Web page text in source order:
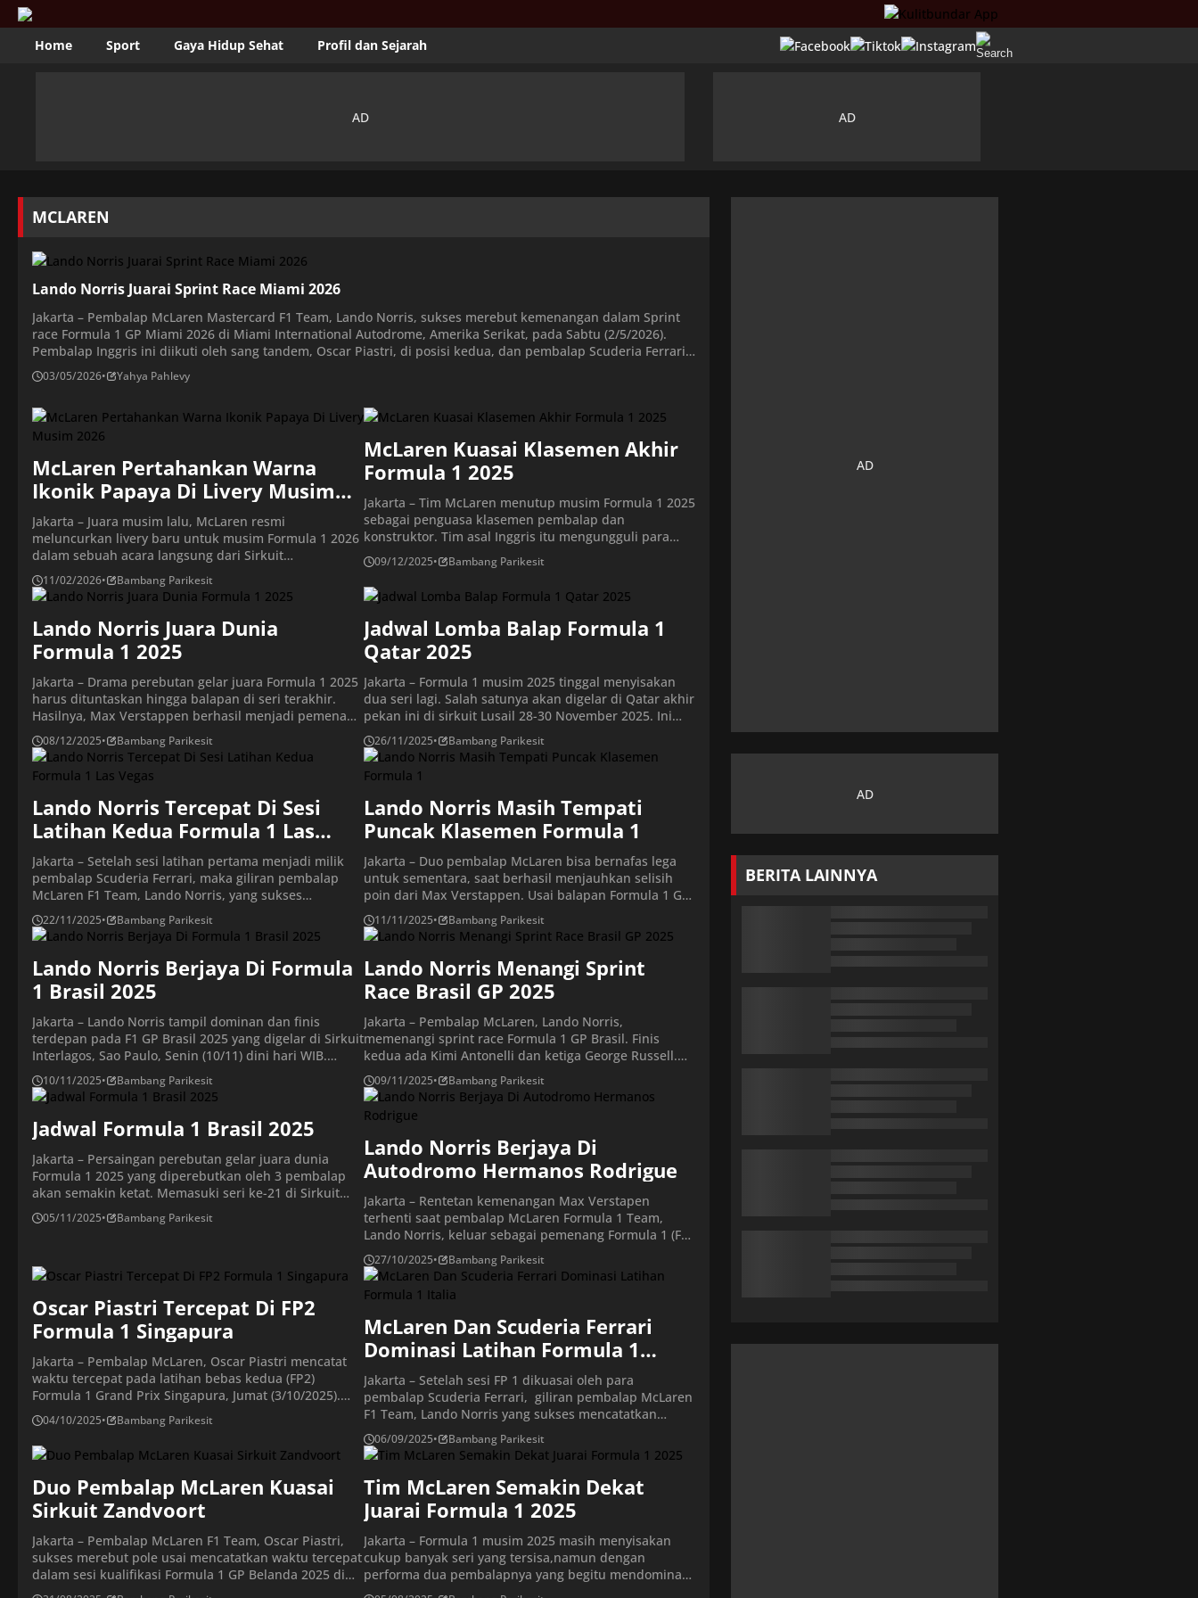
Home Sport Gaya Hidup Sehat Profil dan Sejarah
MCLAREN
Lando Norris Juarai Sprint Race Miami 2026
Jakarta – Pembalap McLaren Mastercard F1 Team, Lando Norris, sukses merebut kemenangan dalam Sprint
race Formula 1 GP Miami 2026 di Miami International Autodrome, Amerika Serikat, pada Sabtu (2/5/2026).
Pembalap Inggris ini diikuti oleh sang tandem, Oscar Piastri, di posisi kedua, dan pembalap Scuderia Ferrari
HP, Charles Leclerc, di posisi ketiga. Sementara itu, posisi keempat […]
03/05/2026• Yahya Pahlevy
McLaren Pertahankan Warna
Ikonik Papaya Di Livery Musim
2026
Jakarta – Juara musim lalu, McLaren resmi
meluncurkan livery baru untuk musim Formula 1 2026
dalam sebuah acara langsung dari Sirkuit
Internasional Bahrain. Peluncuran ini dilakukan hanya
dua hari sebelum tes pramusim resmi pertama
dimulai, menandai kesiapan tim asal Woking tersebut
menyambut era baru Formula 1 .Dalam kesempatan
itu, McLaren memamerkan desain livery terbaru yang
[…]
11/02/2026• Bambang Parikesit
McLaren Kuasai Klasemen Akhir
Formula 1 2025
Jakarta – Tim McLaren menutup musim Formula 1 2025
sebagai penguasa klasemen pembalap dan
konstruktor. Tim asal Inggris itu mengungguli para
rival utama lewat performa konsisten sepanjang
musim. Lando Norris menyelesaikan musim di puncak
klasemen dengan koleksi 423 poin yang
mengantarkannya menjadi Juara Dunia F1 2025.
Pembalap McLaren itu unggul tipis atas Max
Verstappen yang […]
09/12/2025• Bambang Parikesit
Lando Norris Juara Dunia
Formula 1 2025
Jakarta – Drama perebutan gelar juara Formula 1 2025
harus dituntaskan hingga balapan di seri terakhir.
Hasilnya, Max Verstappen berhasil menjadi pemenang
Formula 1 GP seri terakhir di Abu Dhabi 2025. Namun
itu tak cukup untuk membendung Lando Norris yang
cukup finis ketiga untuk menjadi juara dunia.
Berlangsung di Yas Marina Circuit, Minggu (7/12)
malam […]
08/12/2025• Bambang Parikesit
Jadwal Lomba Balap Formula 1
Qatar 2025
Jakarta – Formula 1 musim 2025 tinggal menyisakan
dua seri lagi. Salah satunya akan digelar di Qatar akhir
pekan ini di sirkuit Lusail 28-30 November 2025. Ini
akan menjadi seri ke-23 dari total 24 seri yang digelar
musim ini. Seri penutupan akan digelar di Abu Dhabi
satu pekan kemudian. Hingga seri ke 22 yang telah […]
26/11/2025• Bambang Parikesit
Lando Norris Tercepat Di Sesi
Latihan Kedua Formula 1 Las
Vegas
Jakarta – Setelah sesi latihan pertama menjadi milik
pembalap Scuderia Ferrari, maka giliran pembalap
McLaren F1 Team, Lando Norris, yang sukses
mencatatkan waktu tercepat dalam sesi latihan kedua
Formula 1 GP Las Vegas 2025 di Sirkuit Las Vegas Strip,
Nevada, Amerika Serikat, pada Jumat (21/11/2025).
Pembalap Inggris ini diikuti oleh pembalap Mercedes
AMG Petronas, Kimi […]
22/11/2025• Bambang Parikesit
Lando Norris Masih Tempati
Puncak Klasemen Formula 1
Jakarta – Duo pembalap McLaren bisa bernafas lega
untuk sementara, saat berhasil menjauhkan selisih
poin dari Max Verstappen. Usai balapan Formula 1 GP
Brasil 2025 di Autodromo Jose Carlos Pace, Interlagos,
pada Senin (10/11/2025) dini hari WIB, pembalap
McLaren F1 Team, Lando Norris memimpin klasemen
sementara dengan koleksi 390 poin. Baca juga: Lando
Norris Berjaya Di […]
11/11/2025• Bambang Parikesit
Lando Norris Berjaya Di Formula
1 Brasil 2025
Jakarta – Lando Norris tampil dominan dan finis
terdepan pada F1 GP Brasil 2025 yang digelar di Sirkuit
Interlagos, Sao Paulo, Senin (10/11) dini hari WIB.
Kemenangan ini semakin mengukuhkan posisi
pembalap McLaren itu di puncak klasemen sementara
F1 2025. Norris menuntaskan balapan dengan catatan
waktu 1 jam 32 menit 1,596 detik, unggul 10,388 detik
[…]
10/11/2025• Bambang Parikesit
Lando Norris Menangi Sprint
Race Brasil GP 2025
Jakarta – Pembalap McLaren, Lando Norris,
memenangi sprint race Formula 1 GP Brasil. Finis
kedua ada Kimi Antonelli dan ketiga George Russell.
Balapan berlangsung di Grand Premio de Sao Paulo,
Sabtu (8/11/2025 waktu setempat. Norris mencatatkan
waktu 53 menit 25.928 detik. Norris menjadi yang
tercepat pada sesi sprint race dengan unggul 0.845
detik atas pembalap […]
09/11/2025• Bambang Parikesit
Jadwal Formula 1 Brasil 2025
Jakarta – Persaingan perebutan gelar juara dunia
Formula 1 2025 yang diperebutkan oleh 3 pembalap
akan semakin ketat. Memasuki seri ke-21 di Sirkuit
Interlagos, Brasil, Lando Norris memimpin dengan
perolehan 357 poin. Namun, ia hanya berbeda 1 poin
Verstappen yang mengintai […]
05/11/2025• Bambang Parikesit
Lando Norris Berjaya Di
Autodromo Hermanos Rodrigue
Jakarta – Rentetan kemenangan Max Verstapen
terhenti saat pembalap McLaren Formula 1 Team,
Lando Norris, keluar sebagai pemenang Formula 1 (F1)
Grand Prix Meksiko 2025 pada Senin (27/10) dini hari
WIB. Lando Norris yang menempati posisi pole
langsung memimpin sejak start F1 GP Meksiko yang
berlangsung di Sirkuit Autodromo Hermanos
Rodriguez, Meksiko, Senin (27/10) dini […]
27/10/2025• Bambang Parikesit
Oscar Piastri Tercepat Di FP2
Formula 1 Singapura
Jakarta – Pembalap McLaren, Oscar Piastri mencatat
waktu tercepat pada latihan bebas kedua (FP2)
Formula 1 Grand Prix Singapura, Jumat (3/10/2025).
Rookie Isack Hadjar tampil mengejutkan dengan finis
kedua, sementara Max Verstappen menempati posisi
ketiga. Sesi latihan berlangsung penuh insiden
dengan dua kali bendera merah akibat kecelakaan
George Russell dan Liam Lawson. Kondisi itu membuat
[…]
04/10/2025• Bambang Parikesit
McLaren Dan Scuderia Ferrari
Dominasi Latihan Formula 1
Italia
Jakarta – Setelah sesi FP 1 dikuasai oleh para
pembalap Scuderia Ferrari, giliran pembalap McLaren
F1 Team, Lando Norris yang sukses mencatatkan
waktu tercepat dalam sesi latihan kedua Formula 1 GP
Italia 2025 di Sirkuit Monza, pada Jumat (5/9/2025).
Pembalap Inggris ini diikuti oleh pembalap Scuderia
Ferrari HP, Charles Leclerc, di posisi kedua, dan
pembalap […]
06/09/2025• Bambang Parikesit
Duo Pembalap McLaren Kuasai
Sirkuit Zandvoort
Jakarta – Pembalap McLaren F1 Team, Oscar Piastri,
sukses merebut pole usai mencatatkan waktu tercepat
dalam sesi kualifikasi Formula 1 GP Belanda 2025 di
Sirkuit Zandvoort, pada Sabtu (30/8/2025). Pembalap
Tim McLaren Semakin Dekat
Juarai Formula 1 2025
Jakarta – Formula 1 musim 2025 masih menyisakan
cukup banyak seri yang tersisa,namun dengan
performa dua pembalapnya yang begitu mendominasi
podium sepanjang tahun 2025, maka tim McLaren
BERITA LAINNYA